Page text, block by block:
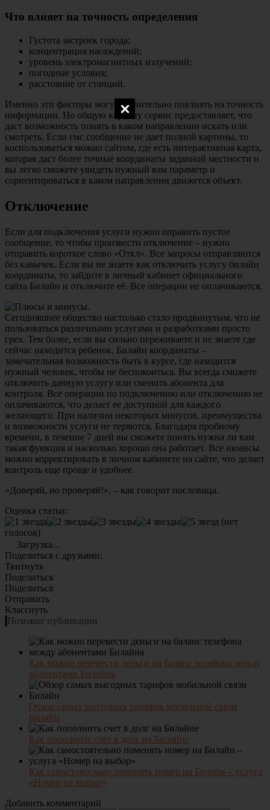
Что влияет на точность определения
Густота застроек города;
концентрация насаждений;
уровень электромагнитных излучений;
погодные условия;
расстояние от станций.
Именно эти факторы могут значительно повлиять на точность
информации. Но общую картину сервис предоставляет, что
даст возможность понять в каком направлении искать или
смотреть. Если смс сообщение не дает полной картины, то
воспользоваться можно сайтом, где есть интерактивная карта,
которая даст более точные координаты заданной местности и
вы легко сможете увидеть нужный вам параметр и
сориентироваться в каком направлении движется объект.
Отключение
Если для подключения услуги нужно оправить пустое
сообщение, то чтобы произвести отключение – нужно
отправить короткое слово «Откл». Все запросы отправляются
без кавычек. Если вы не знаете как отключить услугу билайн
координаты, то зайдите в личный кабинет официального
сайта Билайн и отключите её. Все операции не оплачиваются.
Сегодняшнее общество настолько стало продвинутым, что не
пользоваться различными услугами и разработками просто
грех. Тем более, если вы сильно переживаете и не знаете где
сейчас находится ребенок. Билайн координаты –
замечательная возможность быть в курсе, где находится
нужный человек, чтобы не беспокоиться. Вы всегда сможете
отключить данную услугу или сменить абонента для
контроля. Все операции по подключению или отключению не
оплачиваются, что делает ее доступной для каждого
желающего. При наличии некоторых минусов, преимущества
и возможности услуги не теряются. Благодаря пробному
времени, в течение 7 дней вы сможете понять нужна ли вам
такая функция и насколько хорошо она работает. Все нюансы
можно корректировать в личном кабинете на сайте, что делает
контроль еще проще и удобнее.
«Доверяй, но проверяй!», – как говорит пословица.
Оценка статьи:
(нет
голосов)
Загрузка...
Поделиться с друзьями:
Твитнуть
Поделиться
Поделиться
Отправить
Класснуть
Похожие публикации
Как можно перевести деньги на баланс телефона между
абонентами Билайна
Обзор самых выгодных тарифов мобильной связи
Билайн
Как пополнить счет в долг на Билайне
Как самостоятельно поменять номер на Билайн – услуга
«Номер на выбор»
Добавить комментарий